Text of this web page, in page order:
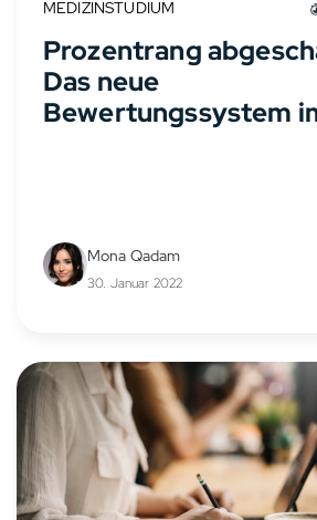
MEDIZINSTUDIUM
Prozentrang
Das neue
Bewertungssystem
Mona Qadam
30. Januar 2022